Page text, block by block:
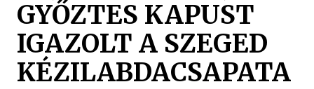
GYŐZTES KAPUST
IGAZOLT A SZEGED
KÉZILABDACSAPATA